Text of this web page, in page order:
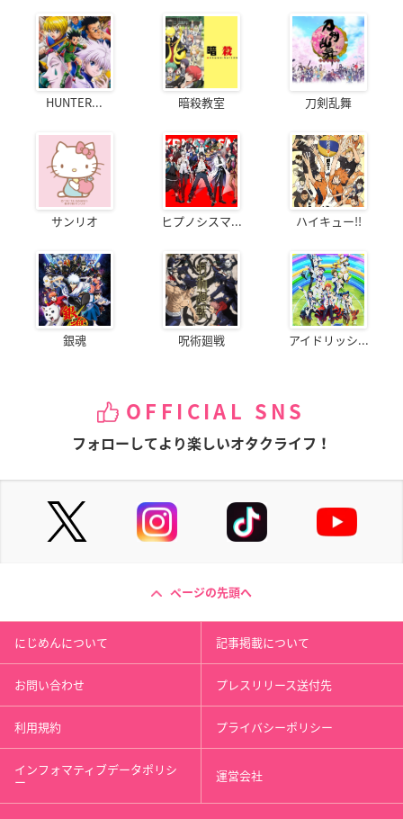
HUNTER... 暗殺教室 刀剣乱舞
サンリオ ヒプノシスマ... ハイキュー!!
銀魂 呪術廻戦 アイドリッシ...
OFFICIAL SNS
フォローしてより楽しいオタクライフ！
ページの先頭へ
にじめんについて 記事掲載について
お問い合わせ プレスリリース送付先
利用規約 プライバシーポリシー
インフォマティブデータポリシ
ー 運営会社